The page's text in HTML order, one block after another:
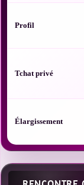
Profil
Tchat privé
Élargissement